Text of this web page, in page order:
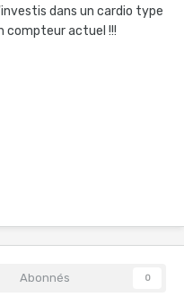
dans un cardio type
compteur actuel !!!
Abonnés 0